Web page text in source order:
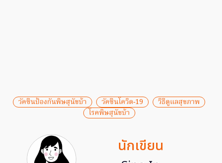
วัคซีนป้องกันพิษสุนัขบ้า วัคซีนโควิด-19
วิธีดูแลสุขภาพ
โรคพิษสุนัขบ้า
นักเขียน